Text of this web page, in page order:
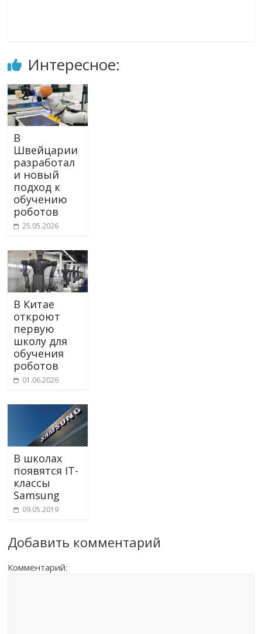
Интересное:
В
Швейцарии
разработал
и новый
подход к
обучению
роботов
25.05.2026
В Китае
откроют
первую
школу для
обучения
роботов
01.06.2026
В школах
появятся IT-
классы
Samsung
09.05.2019
Добавить комментарий
Комментарий: